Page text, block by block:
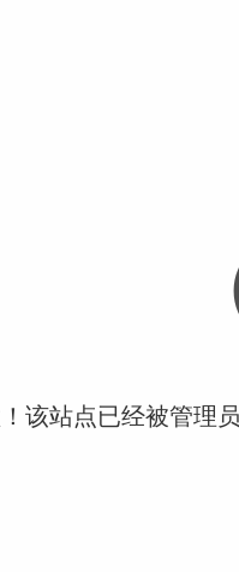
该站点已经被管理